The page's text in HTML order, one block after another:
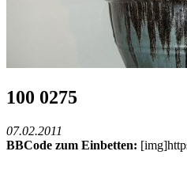
100 0275
07.02.2011
BBCode zum Einbetten: